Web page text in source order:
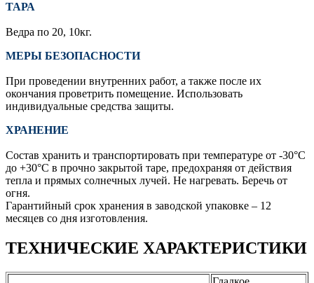
ТАРА
Ведра по 20, 10кг.
МЕРЫ БЕЗОПАСНОСТИ
При проведении внутренних работ, а также после их
окончания проветрить помещение. Использовать
индивидуальные средства защиты.
ХРАНЕНИЕ
Состав хранить и транспортировать при температуре от -30°С
до +30°С в прочно закрытой таре, предохраняя от действия
тепла и прямых солнечных лучей. Не нагревать. Беречь от
огня.
Гарантийный срок хранения в заводской упаковке – 12
месяцев со дня изготовления.
ТЕХНИЧЕСКИЕ ХАРАКТЕРИСТИКИ